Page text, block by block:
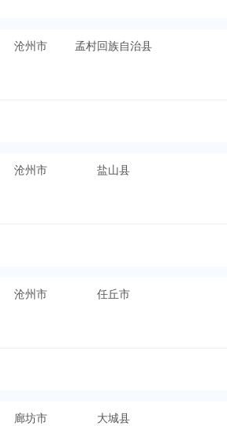
沧州市 孟村回族自治县
沧州市 盐山县
沧州市 任丘市
廊坊市 大城县